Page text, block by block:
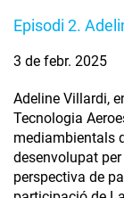
Episodi 2.
3 de febr. 2025
Adeline Villardi,
Tecnologia
mediambientals
desenvolupat
perspectiva de